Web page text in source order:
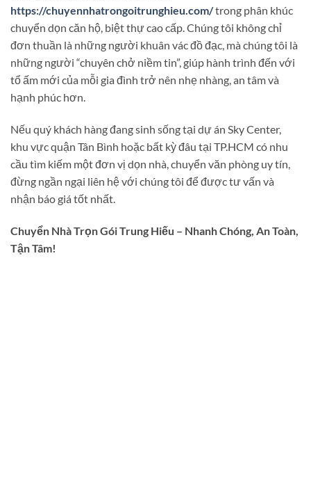
https://chuyennhatrongoitrunghieu.com/trong phân khúc
chuyển dọn căn hộ, biệt thự cao cấp. Chúng tôi không chỉ
đơn thuần là những người khuân vác đồ đạc, mà chúng tôi là
những người “chuyên chở niềm tin”, giúp hành trình đến với
tổ ấm mới của mỗi gia đình trở nên nhẹ nhàng, an tâm và
hạnh phúc hơn.
Nếu quý khách hàng đang sinh sống tại dự án Sky Center,
khu vực quận Tân Bình hoặc bất kỳ đâu tại TP.HCM có nhu
cầu tìm kiếm một đơn vị dọn nhà, chuyển văn phòng uy tín,
đừng ngần ngại liên hệ với chúng tôi để được tư vấn và
nhận báo giá tốt nhất.
Chuyển Nhà Trọn Gói Trung Hiếu – Nhanh Chóng, An Toàn,
Tận Tâm!